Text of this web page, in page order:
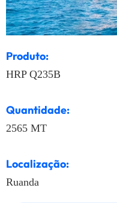
Produto:
HRP Q235B
Quantidade:
2565 MT
Localização:
Ruanda